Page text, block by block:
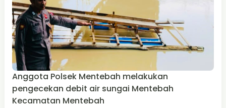
Anggota Polsek Mentebah melakukan
pengecekan debit air sungai Mentebah
Kecamatan Mentebah